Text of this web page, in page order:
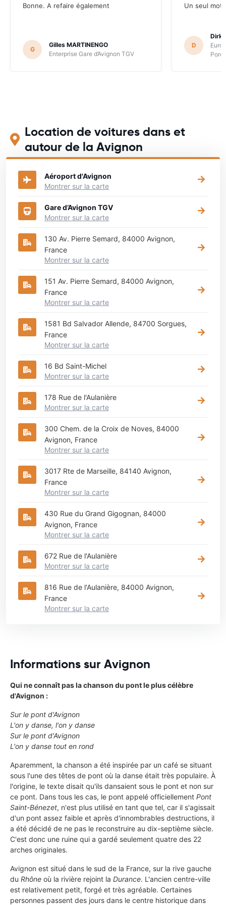
Bonne. A refaire également
G
Gilles MARTINENGO
Enterprise Gare d’Avignon TGV
Un seul mot
D
Dirk
Location de voitures dans et
autour de la Avignon
Aéroport d'Avignon
Montrer sur la carte
Gare d’Avignon TGV
Montrer sur la carte
130 Av. Pierre Semard, 84000 Avignon,
France
Montrer sur la carte
151 Av. Pierre Semard, 84000 Avignon,
France
Montrer sur la carte
1581 Bd Salvador Allende, 84700 Sorgues,
France
Montrer sur la carte
16 Bd Saint-Michel
Montrer sur la carte
178 Rue de l'Aulanière
Montrer sur la carte
300 Chem. de la Croix de Noves, 84000
Avignon, France
Montrer sur la carte
3017 Rte de Marseille, 84140 Avignon,
France
Montrer sur la carte
430 Rue du Grand Gigognan, 84000
Avignon, France
Montrer sur la carte
672 Rue de l'Aulanière
Montrer sur la carte
816 Rue de l'Aulanière, 84000 Avignon,
France
Montrer sur la carte
Informations sur Avignon
Qui ne connaît pas la chanson du pont le plus célèbre
d'Avignon :
Sur le pont d'Avignon
L'on y danse, l'on y danse
Sur le pont d'Avignon
L'on y danse tout en rond
Aparemment, la chanson a été inspirée par un café se situant
sous l'une des têtes de pont où la danse était très populaire. À
l'origine, le texte disait qu'ils dansaient sous le pont et non sur
ce pont. Dans tous les cas, le pont appelé officiellement Pont
Saint-Bénezet, n'est plus utilisé en tant que tel, car il s'agissait
d'un pont assez faible et après d'innombrables destructions, il
a été décidé de ne pas le reconstruire au dix-septième siècle.
C'est donc une ruine qui a gardé seulement quatre des 22
arches originales.
Avignon est situé dans le sud de la France, sur la rive gauche
du Rhône où la rivière rejoint la Durance. L'ancien centre-ville
est relativement petit, forgé et très agréable. Certaines
personnes passent des jours dans le centre historique dans